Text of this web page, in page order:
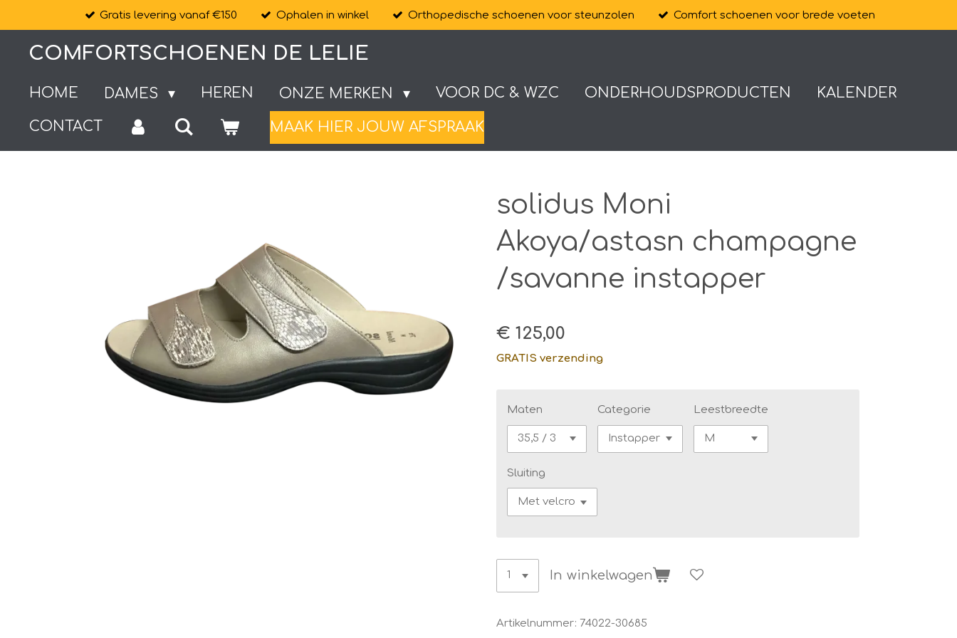
hoofdinhoud
Gratis levering vanaf €150 Ophalen in winkel Orthopedische schoenen voor steunzolen Comfort schoenen voor brede voeten
COMFORTSCHOENEN DE LELIE
HOME DAMES HEREN ONZE MERKEN VOOR DC & WZC ONDERHOUDSPRODUCTEN KALENDER
CONTACT MAAK HIER JOUW AFSPRAAK
solidus Moni
Akoya/astasn champagne
/savanne instapper
€ 125,00
GRATIS verzending
Maten Categorie Leestbreedte
Sluiting
In winkelwagen
Artikelnummer: 74022-30685